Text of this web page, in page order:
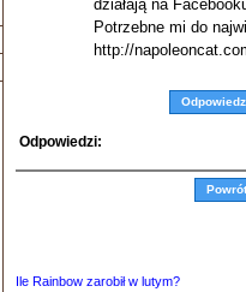
działają na
Potrzebne mi do
http://
Odpowiedz
Odpowiedzi:
Ile Rainbow zarobił w lutym?